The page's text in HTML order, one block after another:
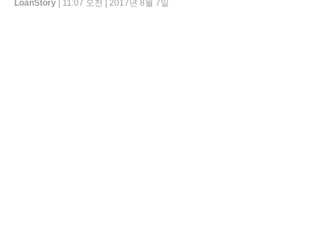
LoanStory | 11:07 오전 | 2017년 8월 7일